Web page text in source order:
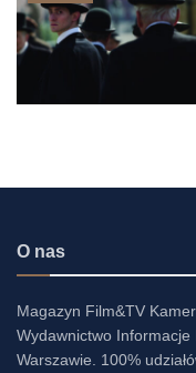
O nas
Magazyn Film&TV
Wydawnictwo
Warszawie. 100%